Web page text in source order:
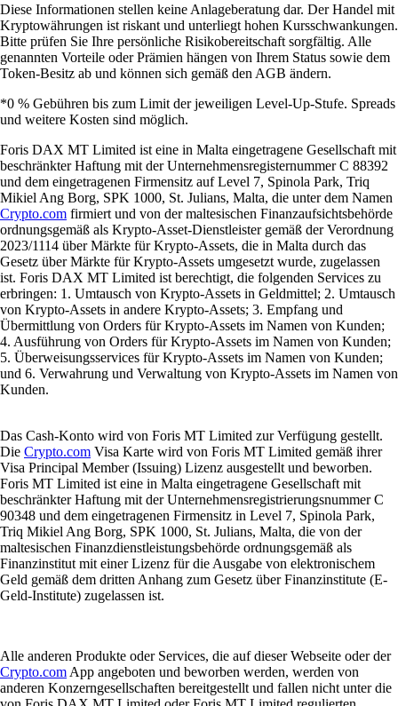
Diese Informationen stellen keine Anlageberatung dar. Der Handel mit
Kryptowährungen ist riskant und unterliegt hohen Kursschwankungen.
Bitte prüfen Sie Ihre persönliche Risikobereitschaft sorgfältig. Alle
genannten Vorteile oder Prämien hängen von Ihrem Status sowie dem
Token-Besitz ab und können sich gemäß den AGB ändern.
*0 % Gebühren bis zum Limit der jeweiligen Level-Up-Stufe. Spreads
und weitere Kosten sind möglich.
Foris DAX MT Limited ist eine in Malta eingetragene Gesellschaft mit
beschränkter Haftung mit der Unternehmensregisternummer C 88392
und dem eingetragenen Firmensitz auf Level 7, Spinola Park, Triq
Mikiel Ang Borg, SPK 1000, St. Julians, Malta, die unter dem Namen
Crypto.com firmiert und von der maltesischen Finanzaufsichtsbehörde
ordnungsgemäß als Krypto-Asset-Dienstleister gemäß der Verordnung
2023/1114 über Märkte für Krypto-Assets, die in Malta durch das
Gesetz über Märkte für Krypto-Assets umgesetzt wurde, zugelassen
ist. Foris DAX MT Limited ist berechtigt, die folgenden Services zu
erbringen: 1. Umtausch von Krypto-Assets in Geldmittel; 2. Umtausch
von Krypto-Assets in andere Krypto-Assets; 3. Empfang und
Übermittlung von Orders für Krypto-Assets im Namen von Kunden;
4. Ausführung von Orders für Krypto-Assets im Namen von Kunden;
5. Überweisungsservices für Krypto-Assets im Namen von Kunden;
und 6. Verwahrung und Verwaltung von Krypto-Assets im Namen von
Kunden.
Das Cash-Konto wird von Foris MT Limited zur Verfügung gestellt.
Die Crypto.com Visa Karte wird von Foris MT Limited gemäß ihrer
Visa Principal Member (Issuing) Lizenz ausgestellt und beworben.
Foris MT Limited ist eine in Malta eingetragene Gesellschaft mit
beschränkter Haftung mit der Unternehmensregistrierungsnummer C
90348 und dem eingetragenen Firmensitz in Level 7, Spinola Park,
Triq Mikiel Ang Borg, SPK 1000, St. Julians, Malta, die von der
maltesischen Finanzdienstleistungsbehörde ordnungsgemäß als
Finanzinstitut mit einer Lizenz für die Ausgabe von elektronischem
Geld gemäß dem dritten Anhang zum Gesetz über Finanzinstitute (E-
Geld-Institute) zugelassen ist.
Alle anderen Produkte oder Services, die auf dieser Webseite oder der
Crypto.com App angeboten und beworben werden, werden von
anderen Konzerngesellschaften bereitgestellt und fallen nicht unter die